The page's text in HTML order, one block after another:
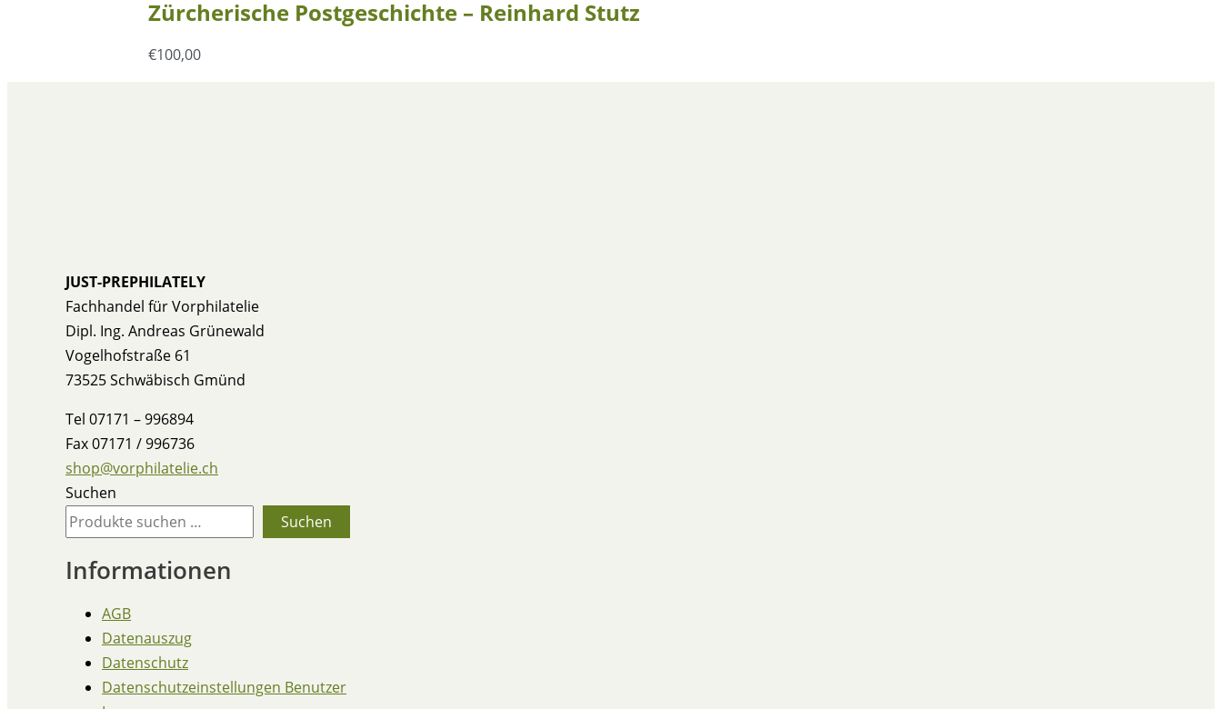
Zürcherische Postgeschichte – Reinhard Stutz
€100,00
JUST-PREPHILATELY
Fachhandel für Vorphilatelie
Dipl. Ing. Andreas Grünewald
Vogelhofstraße 61
73525 Schwäbisch Gmünd
Tel 07171 – 996894
Fax 07171 / 996736
shop@vorphilatelie.ch
Suchen
Suchen
Informationen
AGB
Datenauszug
Datenschutz
Datenschutzeinstellungen Benutzer